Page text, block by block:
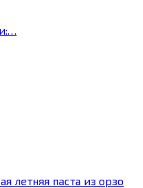
летняя паста из орзо